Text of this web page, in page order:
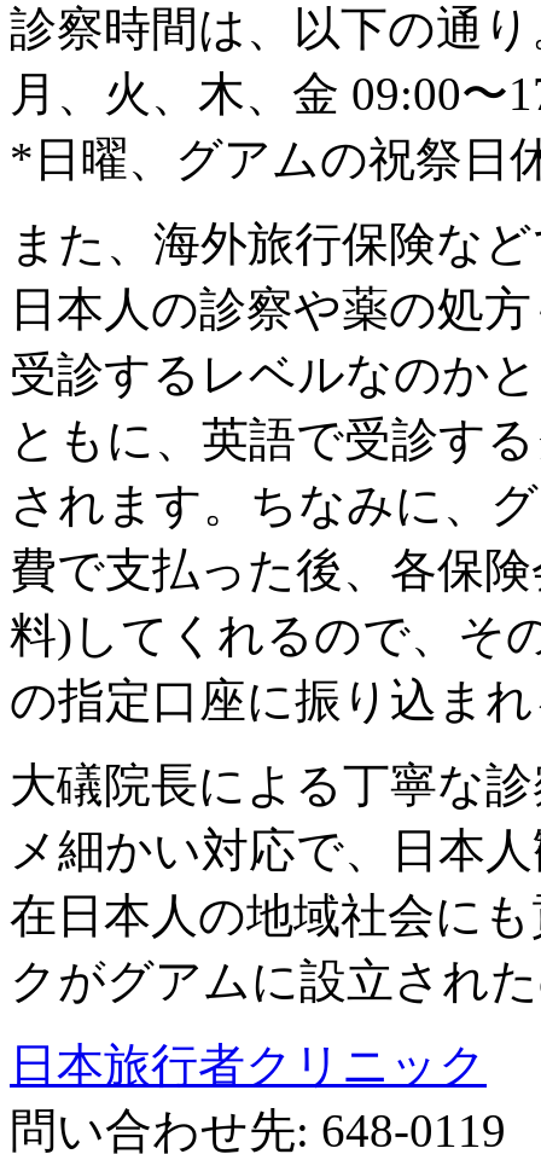
診察時間は、以下の通
月、火、木、金 09:00〜
*日曜、グアムの祝祭日
また、海外旅行保険な
日本人の診察や薬の処
受診するレベルなのか
ともに、英語で受診す
されます。ちなみに、
費で支払った後、各保
料)してくれるので、そ
の指定口座に振り込ま
大礒院長による丁寧な
メ細かい対応で、日本
在日本人の地域社会に
クがグアムに設立され
日本旅行者クリニック
問い合わせ先: 648-0119